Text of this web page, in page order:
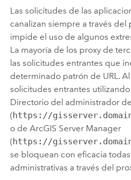
Las solicitudes de las
canalizan siempre a través del
impide el uso de algunos
La mayoría de los proxy de
las solicitudes entrantes que
determinado patrón de URL.
solicitudes entrantes
Directorio del administrador de
(https://
o de ArcGIS ServerManager
(https://
se bloquean con eficacia
administrativas a través del